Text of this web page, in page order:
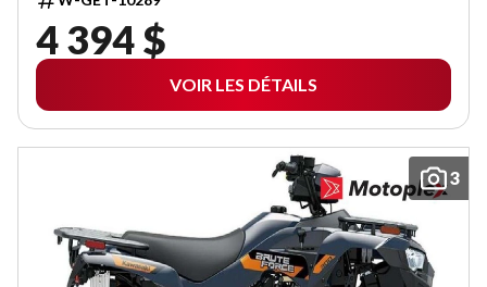
4 394 $
VOIR LES DÉTAILS
3